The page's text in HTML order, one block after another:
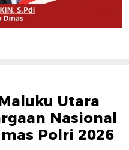
Utara
Nasional
Polri 2026